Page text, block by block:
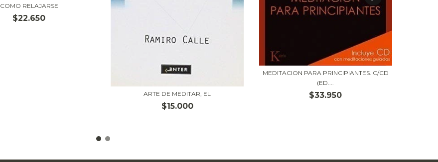
COMO RELAJARSE
$22.650
ARTE DE MEDITAR, EL
$15.000
MEDITACION PARA PRINCIPIANTES. C/CD
(ED....
$33.950